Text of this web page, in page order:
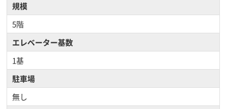
規模
5階
エレベーター基数
1基
駐車場
無し